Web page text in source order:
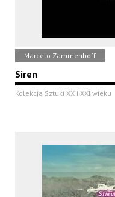
Marcelo Zammenhoff
Siren
Kolekcja Sztuki XX i XXI wieku